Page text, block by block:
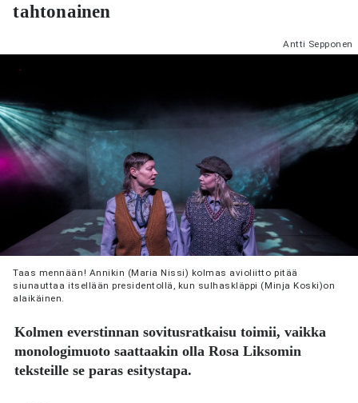
tahtonainen
Antti Sepponen
Taas mennään! Annikin (Maria Nissi) kolmas avioliitto pitää
siunauttaa itsellään presidentollä, kun sulhaskläppi (Minja Koski)on
alaikäinen.
Kolmen everstinnan sovitusratkaisu toimii, vaikka
monologimuoto saattaakin ollaRosa Liksomin
teksteille se paras esitystapa.